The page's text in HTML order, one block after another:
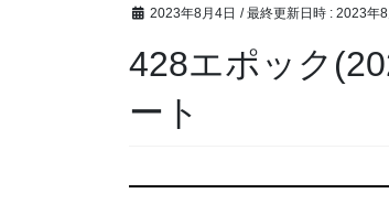
2023年8月4日 / 最終更新日時 : 2023年8
428エポック
ート